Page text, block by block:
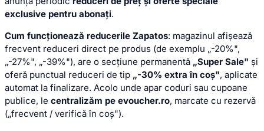
exclusive pentru abonați.
Cum funcționează reducerile Zapatos: magazinul afișează
frecvent reduceri direct pe produs (de exemplu „-20%",
„-27%", „-39%"), are o secțiune permanentă „Super Sale" și
oferă punctual reduceri de tip „-30% extra în coș", aplicate
automat la finalizare. Acolo unde apar coduri sau cupoane
publice, le centralizăm pe evoucher.ro, marcate cu rezervă
(„frecvent / verifică în coș").